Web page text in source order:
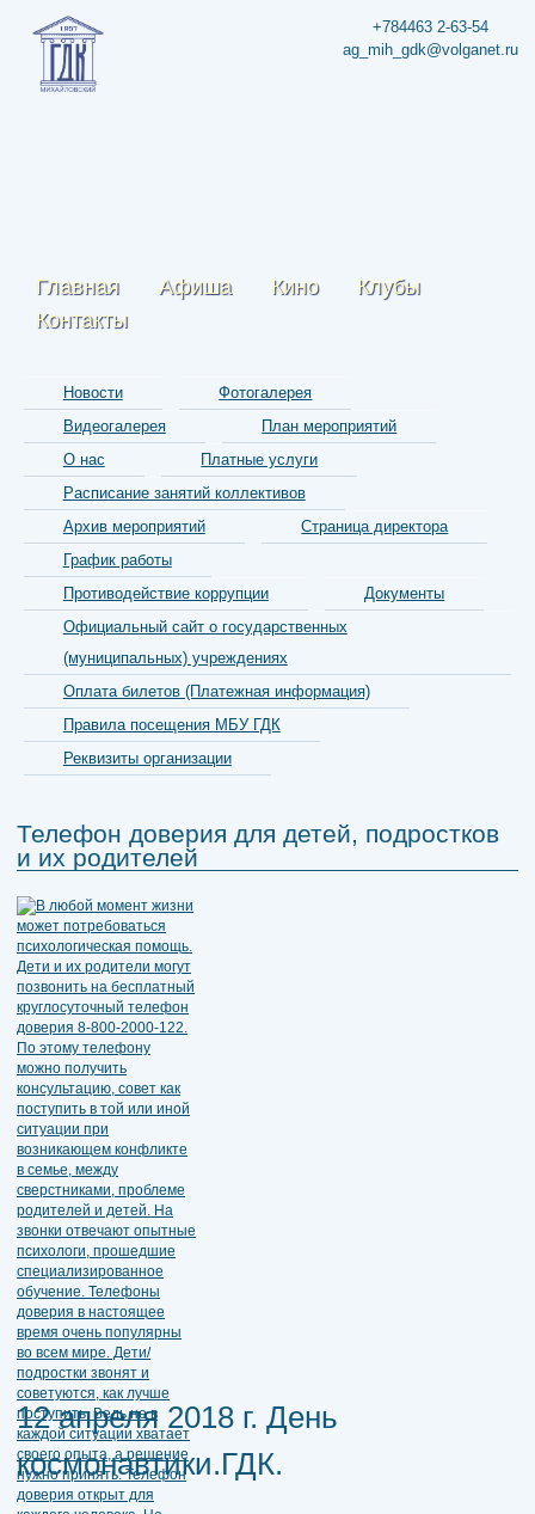
+784463 2-63-54
ag_mih_gdk@volganet.ru
Главная Афиша Кино
Клубы
Контакты
Новости
Фотогалерея
Видеогалерея
План мероприятий
О нас
Платные услуги
Расписание занятий коллективов
Архив мероприятий
Страница директора
График работы
Противодействие коррупции
Документы
Официальный сайт о государственных
(муниципальных) учреждениях
Оплата билетов (Платежная информация)
Правила посещения МБУ ГДК
Реквизиты организации
Телефон доверия для детей, подростков
и их родителей
12 апреля 2018 г. День
космонавтики.ГДК.